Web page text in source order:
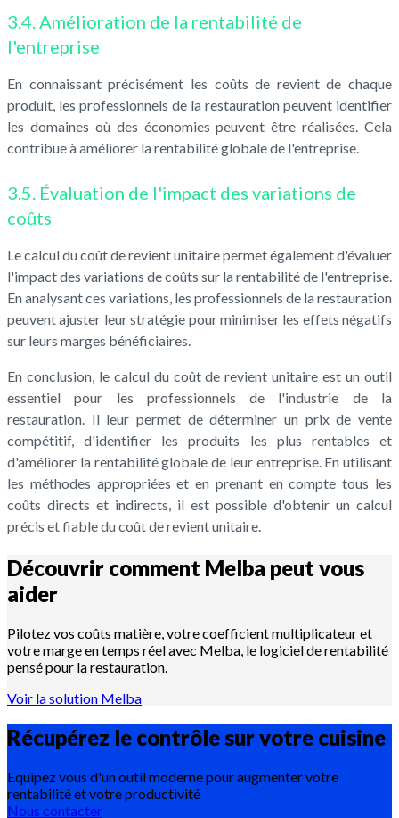
3.4. Amélioration de la rentabilité de
l'entreprise
En connaissant précisément les coûts de revient de chaque
produit, les professionnels de la restauration peuvent identifier
les domaines où des économies peuvent être réalisées. Cela
contribue à améliorer la rentabilité globale de l'entreprise.
3.5. Évaluation de l'impact des variations de
coûts
Le calcul du coût de revient unitaire permet également d'évaluer
l'impact des variations de coûts sur la rentabilité de l'entreprise.
En analysant ces variations, les professionnels de la restauration
peuvent ajuster leur stratégie pour minimiser les effets négatifs
sur leurs marges bénéficiaires.
En conclusion, le calcul du coût de revient unitaire est un outil
essentiel pour les professionnels de l'industrie de la
restauration. Il leur permet de déterminer un prix de vente
compétitif, d'identifier les produits les plus rentables et
d'améliorer la rentabilité globale de leur entreprise. En utilisant
les méthodes appropriées et en prenant en compte tous les
coûts directs et indirects, il est possible d'obtenir un calcul
précis et fiable du coût de revient unitaire.
Découvrir comment Melba peut vous
aider
Pilotez vos coûts matière, votre coefficient multiplicateur et
votre marge en temps réel avec Melba, le logiciel de rentabilité
pensé pour la restauration.
Voir la solution Melba
Récupérez le contrôle sur votre cuisine
Equipez vous d'un outil moderne pour augmenter votre
rentabilité et votre productivité
Nous contacter